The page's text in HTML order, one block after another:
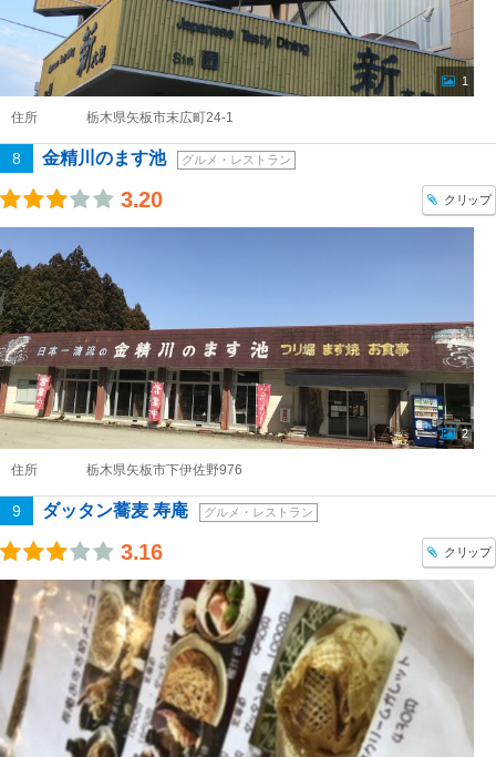
1
住所 栃木県矢板市末広町24-1
8 金精川のます池 グルメ・レストラン
3.20 クリップ
2
住所 栃木県矢板市下伊佐野976
9 ダッタン蕎麦 寿庵 グルメ・レストラン
3.16 クリップ